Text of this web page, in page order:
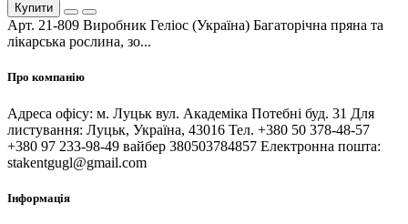
Купити
Арт. 21-809 Виробник Геліос (Україна) Багаторічна пряна та
лікарська рослина, зо...
Про компанію
Адреса офісу: м. Луцьк вул. Академіка Потебні буд. 31 Для
листування: Луцьк, Україна, 43016 Тел. +380 50 378-48-57
+380 97 233-98-49 вайбер 380503784857 Електронна пошта:
stakentgugl@gmail.com
Інформація